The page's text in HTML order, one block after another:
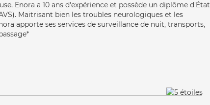
Enora a 10 ans d'expérience et possède un diplôme d'État
Maitrisant bien les troubles neurologiques et les
apporte ses services de surveillance de nuit, transports,